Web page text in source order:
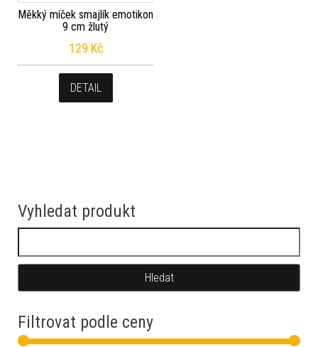
Měkký míček smajlík emotikon
9 cm žlutý
129 Kč
DETAIL
Vyhledat produkt
Filtrovat podle ceny